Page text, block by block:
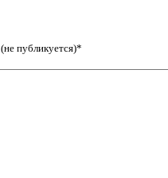
(не публикуется)*